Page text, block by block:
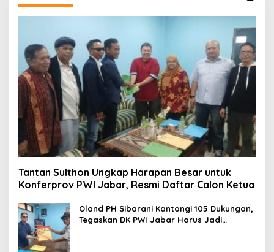
Tantan Sulthon Ungkap Harapan Besar untuk
Konferprov PWI Jabar, Resmi Daftar Calon Ketua
Oland PH Sibarani Kantongi 105 Dukungan,
Tegaskan DK PWI Jabar Harus Jadi